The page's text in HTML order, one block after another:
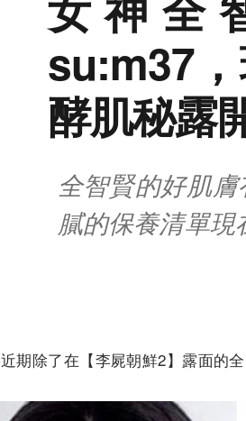
su:m37
酵肌秘露
全智賢的好肌
膩的保養清單現
近期除了在【李屍朝鮮2】露面的